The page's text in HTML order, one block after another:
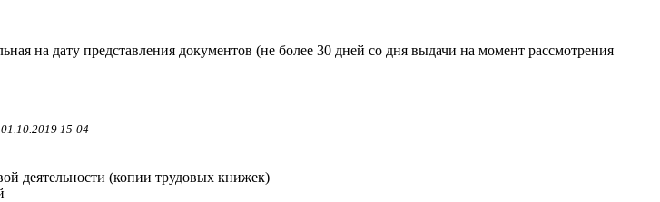
на дату представления документов (не более 30 дней со дня выдачи на момент рассмотрения
15-04
деятельности (копии трудовых книжек)